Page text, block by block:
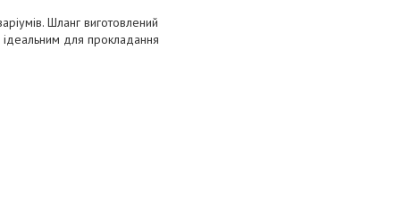
Шланг виготовлений
для прокладання